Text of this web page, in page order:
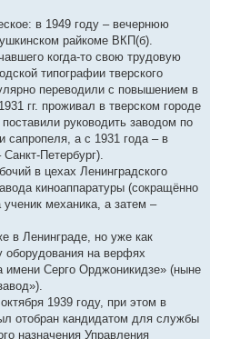
в 1949 году – вечернюю
райкоме ВКП(б).
когда-то свою трудовую
типографии тверского
переводили с повышением в
гг. проживал в тверском городе
руководить заводом по
сапропеля, а с 1931 года – в
Петербург).
в цехах Ленинградского
киноаппаратуры (сокращённо
механика, а затем –
в Ленинграде, но уже как
оборудования на верфях
имени Серго Орджоникидзе» (ныне
1939 году, при этом в
отобран кандидатом для службы
назначения Управления